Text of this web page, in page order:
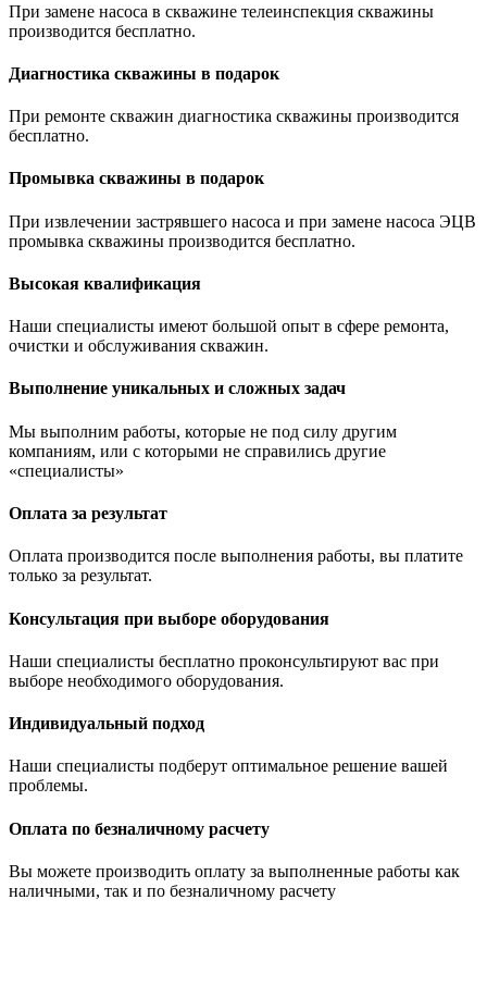
При замене насоса в скважине телеинспекция скважины
производится бесплатно.
Диагностика скважины в подарок
При ремонте скважин диагностика скважины производится
бесплатно.
Промывка скважины в подарок
При извлечении застрявшего насоса и при замене насоса ЭЦВ
промывка скважины производится бесплатно.
Высокая квалификация
Наши специалисты имеют большой опыт в сфере ремонта,
очистки и обслуживания скважин.
Выполнение уникальных и сложных задач
Мы выполним работы, которые не под силу другим
компаниям, или с которыми не справились другие
«специалисты»
Оплата за результат
Оплата производится после выполнения работы, вы платите
только за результат.
Консультация при выборе оборудования
Наши специалисты бесплатно проконсультируют вас при
выборе необходимого оборудования.
Индивидуальный подход
Наши специалисты подберут оптимальное решение вашей
проблемы.
Оплата по безналичному расчету
Вы можете производить оплату за выполненные работы как
наличными, так и по безналичному расчету